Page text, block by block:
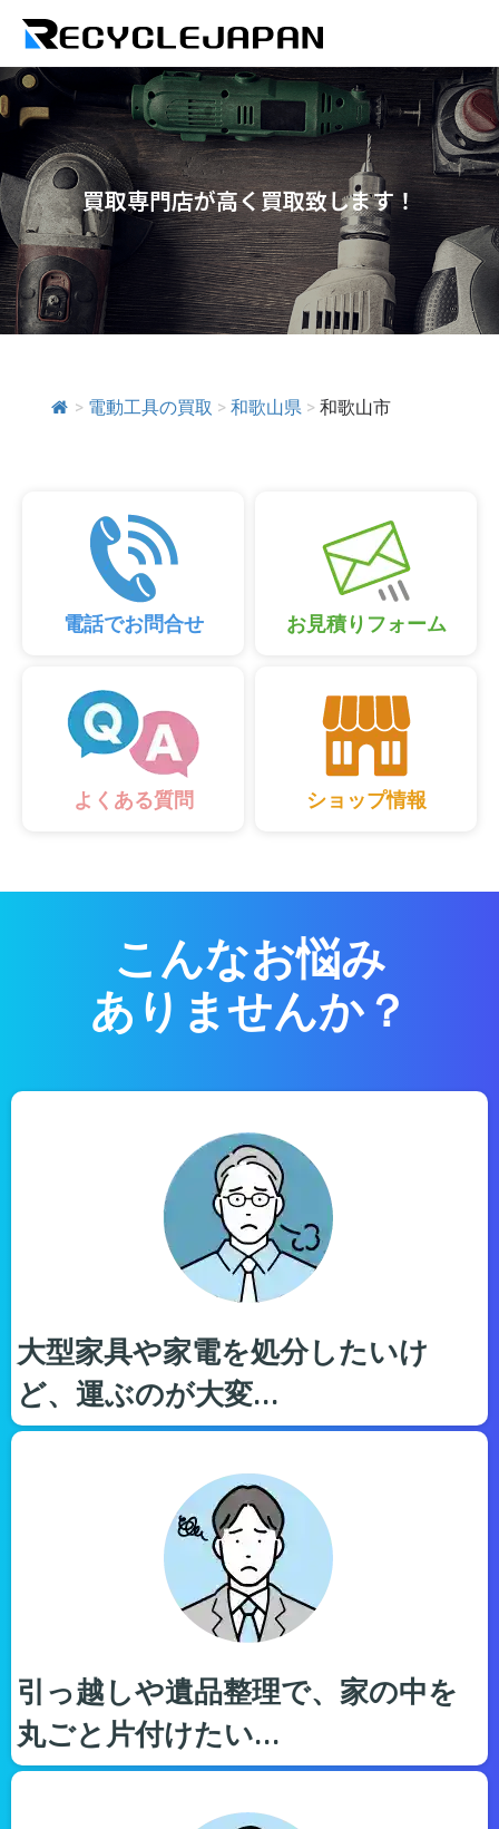
買取専門店が高く買取致します！
> 電動工具の買取 > 和歌山県 > 和歌山市
電話でお問合せ お見積りフォーム
よくある質問 ショップ情報
こんなお悩み
ありませんか？
大型家具や家電を処分したいけ
ど、運ぶのが大変…
引っ越しや遺品整理で、家の中を
丸ごと片付けたい…